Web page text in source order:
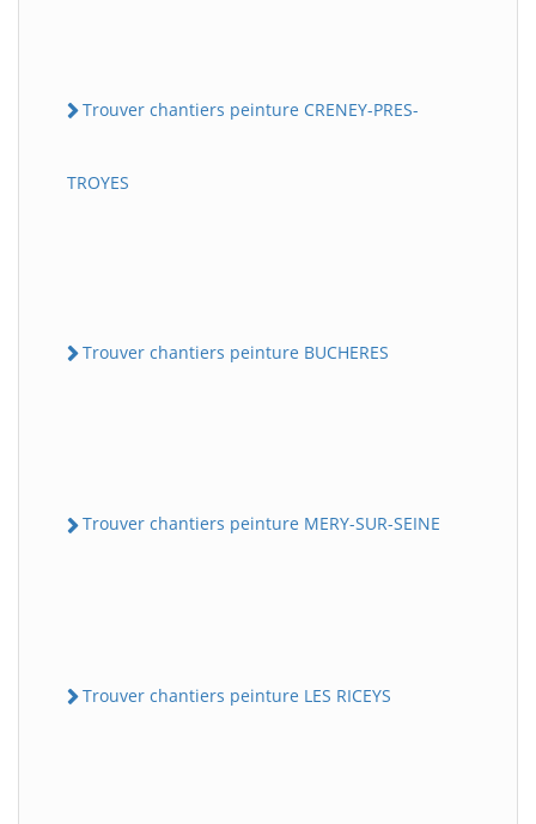
Trouver chantiers peinture CRENEY-PRES-
TROYES
Trouver chantiers peinture BUCHERES
Trouver chantiers peinture MERY-SUR-SEINE
Trouver chantiers peinture LES RICEYS